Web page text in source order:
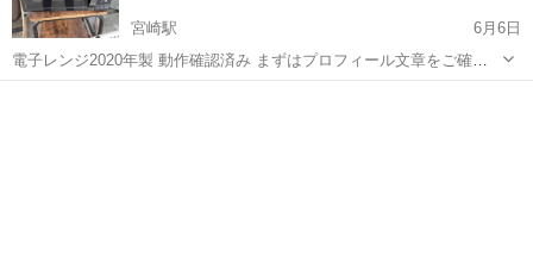
宮崎駅
6月6日
電子レンジ2020年製 動作確認済み まずはプロフィール文章をご確認
下さい。 引き取りに来ていただいても構いません。 配送の場合は、別